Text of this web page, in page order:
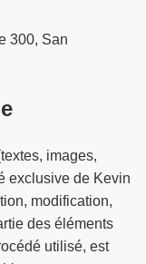
300, San
images,
exclusive de Kevin
modification,
des éléments
utilisé, est